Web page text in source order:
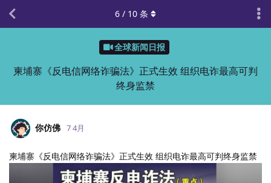
全球新闻日报
柬埔寨《反电信网络诈骗法》正式生效 组织电诈最高可判
终身监禁
6 / 10 条
你仿佛 7 4月
柬埔寨《反电信网络诈骗法》正式生效 组织电诈最高可判终身监禁